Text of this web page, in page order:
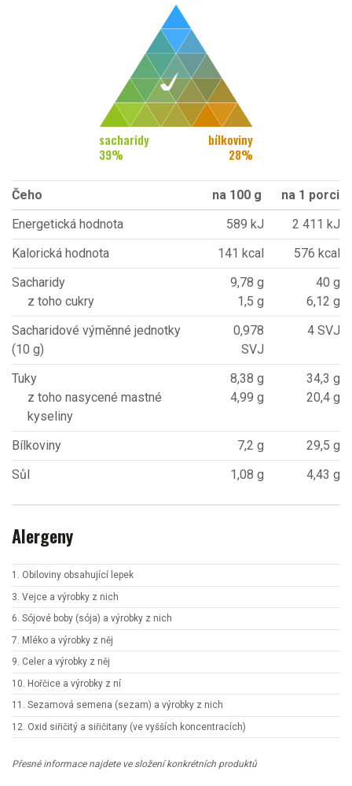
sacharidy
39%
bílkoviny
28%
Čeho na 100 g
na 1 porci
Energetická hodnota
589 kJ
2 411 kJ
Kalorická hodnota
141 kcal
576 kcal
Sacharidy
z toho cukry
9,78 g
1,5 g
40 g
6,12 g
Sacharidové výměnné jednotky
(10 g)
0,978
SVJ
4 SVJ
Tuky
z toho nasycené mastné
kyseliny
8,38 g
4,99 g
34,3 g
20,4 g
Bílkoviny 7,2 g
29,5 g
Sůl
1,08 g 4,43 g
Alergeny
1. Obiloviny obsahující lepek
3. Vejce a výrobky z nich
6. Sójové boby (sója) a výrobky z nich
7. Mléko a výrobky z něj
9. Celer a výrobky z něj
10. Hořčice a výrobky z ní
11. Sezamová semena (sezam) a výrobky z nich
12. Oxid siřičitý a siřičitany (ve vyšších koncentracích)
Přesné informace najdete ve složení konkrétních produktů